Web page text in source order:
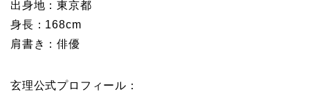
出身地：東京都
身長：168cm
肩書き：俳優
玄理公式プロフィール：